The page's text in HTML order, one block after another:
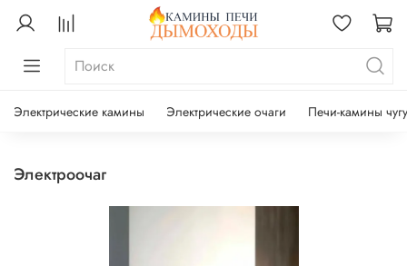
Электрические камины Электрические очаги Печи-камины
электроочаг